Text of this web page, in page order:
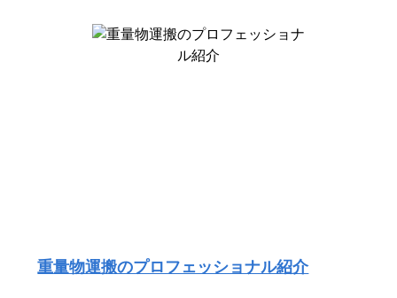
重量物運搬のプロフェッショナル紹介